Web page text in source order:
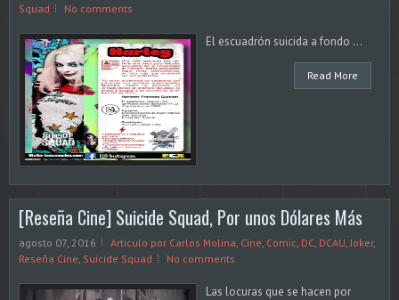
Squad
No comments
El escuadrón suicida a fondo ...
Read More
[Reseña Cine] Suicide Squad, Por unos Dólares Más
agosto 07, 2016 Articulo por Carlos Molina Cine Comic DC DCAU Joker,
Reseña Cine Suicide Squad No comments
Las locuras que se hacen por